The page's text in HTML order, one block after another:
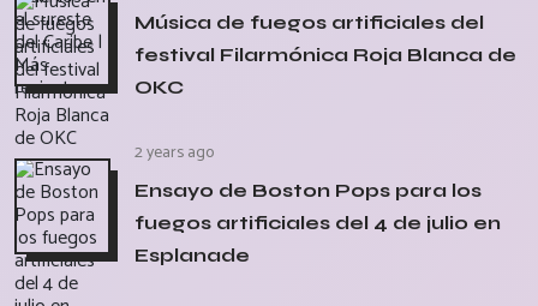
Música de fuegos artificiales del
festival Filarmónica Roja Blanca de
OKC
2 years ago
Ensayo de Boston Pops para los
fuegos artificiales del 4 de julio en
Esplanade